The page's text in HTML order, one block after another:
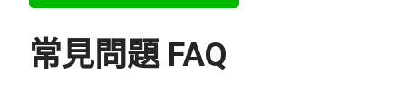
常見問題 FAQ